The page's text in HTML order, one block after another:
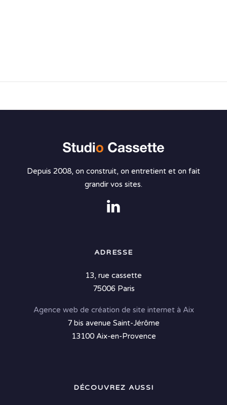
Depuis 2008, on construit, on entretient et on fait
grandir vos sites.
ADRESSE
13, rue cassette
75006 Paris
Agence web de création de site internet à Aix
7 bis avenue Saint-Jérôme
13100 Aix-en-Provence
DÉCOUVREZ AUSSI